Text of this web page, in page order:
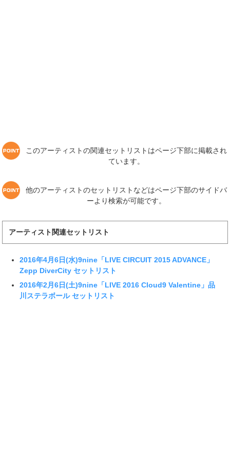
このアーティストの関連セットリストはページ下部に掲載され
ています。
他のアーティストのセットリストなどはページ下部のサイドバ
ーより検索が可能です。
アーティスト関連セットリスト
2016年4月6日(水)9nine「LIVE CIRCUIT 2015 ADVANCE」
Zepp DiverCity セットリスト
2016年2月6日(土)9nine「LIVE 2016 Cloud9 Valentine」品
川ステラボール セットリスト